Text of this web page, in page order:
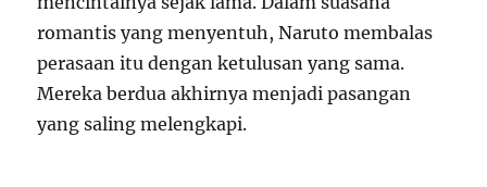
romantis yang menyentuh, Naruto membalas
perasaan itu dengan ketulusan yang sama.
Mereka berdua akhirnya menjadi pasangan
yang saling melengkapi.